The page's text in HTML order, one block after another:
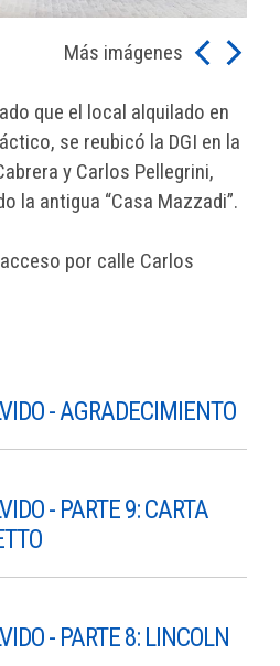
Más imágenes
que el local alquilado en
se reubicó la DGI en la
y Carlos Pellegrini,
la antigua “Casa Mazzadi”.
por calle Carlos
- AGRADECIMIENTO
- PARTE 9: CARTA
- PARTE 8: LINCOLN